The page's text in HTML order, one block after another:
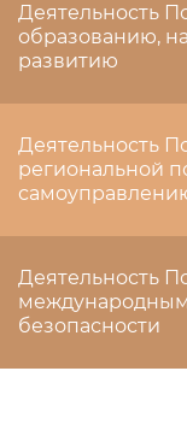
Деятельность
образованию,
развитию
Деятельность
региональной
Деятельность
безопасности